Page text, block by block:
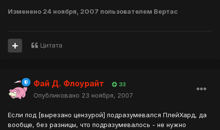
Изменено 24 ноября, 2007 пользователем Вертас
Цитата
Фай Д. Флоурайт 33
Опубликовано 23 ноября, 2007
Если под [вырезано цензурой] подразумевался ПлейХард, да
вообще, без разницы, что подразумевалось - не нужно